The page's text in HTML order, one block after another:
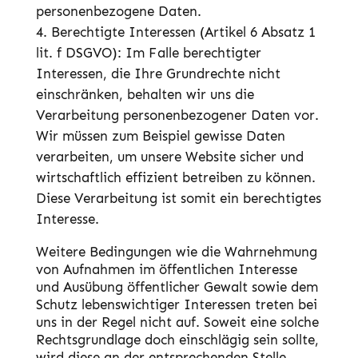
personenbezogene Daten.
Berechtigte Interessen (Artikel 6 Absatz 1
lit. f DSGVO): Im Falle berechtigter
Interessen, die Ihre Grundrechte nicht
einschränken, behalten wir uns die
Verarbeitung personenbezogener Daten vor.
Wir müssen zum Beispiel gewisse Daten
verarbeiten, um unsere Website sicher und
wirtschaftlich effizient betreiben zu können.
Diese Verarbeitung ist somit ein berechtigtes
Interesse.
Weitere Bedingungen wie die Wahrnehmung
von Aufnahmen im öffentlichen Interesse
und Ausübung öffentlicher Gewalt sowie dem
Schutz lebenswichtiger Interessen treten bei
uns in der Regel nicht auf. Soweit eine solche
Rechtsgrundlage doch einschlägig sein sollte,